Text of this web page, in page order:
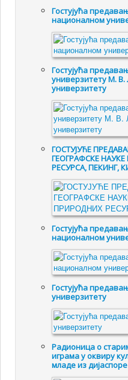
Гостујућа
националном
Гостујућа
универзитету М.
универзитету
ГОСТУЈУЋЕ
ГЕОГРАФСКЕ
РЕСУРСА, ПЕКИНГ,
Гостујућа
националном
Гостујућа
универзитету
Радионица о
играма у оквиру
младе из